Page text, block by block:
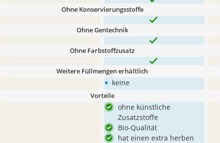
Ohne Konservierungsstoffe
Ohne Gentechnik
Ohne Farbstoffzusatz
Weitere Füllmengen erhältlich
• keine
Vorteile
ohne künstliche
Zusatzstoffe
Bio-Qualität
hat einen extra herben